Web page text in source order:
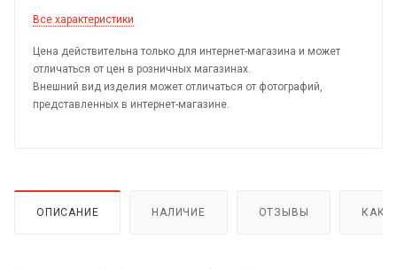
Все характеристики
Цена действительна только для интернет-магазина и может
отличаться от цен в розничных магазинах.
Внешний вид изделия может отличаться от фотографий,
представленных в интернет-магазине.
ОПИСАНИЕ НАЛИЧИЕ ОТЗЫВЫ КАК